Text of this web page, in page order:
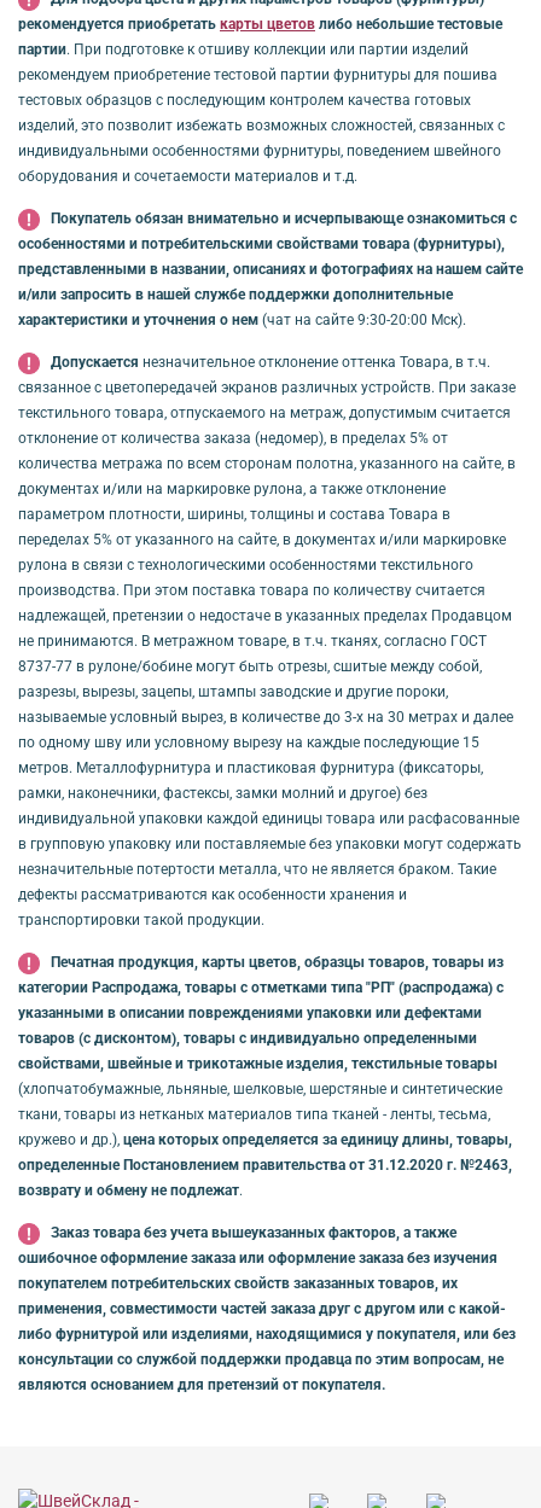
рекомендуется приобретать карты цветов либо небольшие тестовые
партии. При подготовке к отшиву коллекции или партии изделий
рекомендуем приобретение тестовой партии фурнитуры для пошива
тестовых образцов с последующим контролем качества готовых
изделий, это позволит избежать возможных сложностей, связанных с
индивидуальными особенностями фурнитуры, поведением швейного
оборудования и сочетаемости материалов и т.д.
Покупатель обязан внимательно и исчерпывающе ознакомиться с
особенностями и потребительскими свойствами товара (фурнитуры),
представленными в названии, описаниях и фотографиях на нашем сайте
и/или запросить в нашей службе поддержки дополнительные
характеристики и уточнения о нем (чат на сайте 9:30-20:00 Мск).
Допускается незначительное отклонение оттенка Товара, в т.ч.
связанное с цветопередачей экранов различных устройств. При заказе
текстильного товара, отпускаемого на метраж, допустимым считается
отклонение от количества заказа (недомер), в пределах 5% от
количества метража по всем сторонам полотна, указанного на сайте, в
документах и/или на маркировке рулона, а также отклонение
параметром плотности, ширины, толщины и состава Товара в
переделах 5% от указанного на сайте, в документах и/или маркировке
рулона в связи с технологическими особенностями текстильного
производства. При этом поставка товара по количеству считается
надлежащей, претензии о недостаче в указанных пределах Продавцом
не принимаются. В метражном товаре, в т.ч. тканях, согласно ГОСТ
8737-77 в рулоне/бобине могут быть отрезы, сшитые между собой,
разрезы, вырезы, зацепы, штампы заводские и другие пороки,
называемые условный вырез, в количестве до 3-х на 30 метрах и далее
по одному шву или условному вырезу на каждые последующие 15
метров. Металлофурнитура и пластиковая фурнитура (фиксаторы,
рамки, наконечники, фастексы, замки молний и другое) без
индивидуальной упаковки каждой единицы товара или расфасованные
в групповую упаковку или поставляемые без упаковки могут содержать
незначительные потертости металла, что не является браком. Такие
дефекты рассматриваются как особенности хранения и
транспортировки такой продукции.
Печатная продукция, карты цветов, образцы товаров, товары из
категории Распродажа, товары с отметками типа "РП" (распродажа) с
указанными в описании повреждениями упаковки или дефектами
товаров (с дисконтом), товары с индивидуально определенными
свойствами, швейные и трикотажные изделия, текстильные товары
(хлопчатобумажные, льняные, шелковые, шерстяные и синтетические
ткани, товары из нетканых материалов типа тканей - ленты, тесьма,
кружево и др.), цена которых определяется за единицу длины, товары,
определенные Постановлением правительства от 31.12.2020 г. №2463,
возврату и обмену не подлежат.
Заказ товара без учета вышеуказанных факторов, а также
ошибочное оформление заказа или оформление заказа без изучения
покупателем потребительских свойств заказанных товаров, их
применения, совместимости частей заказа друг с другом или с какой-
либо фурнитурой или изделиями, находящимися у покупателя, или без
консультации со службой поддержки продавца по этим вопросам, не
являются основанием для претензий от покупателя.